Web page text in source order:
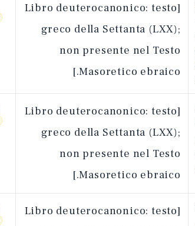
[Libro deuterocanonico: testo
greco della Settanta (LXX);
non presente nel Testo
Masoretico ebraico.]
[Libro deuterocanonico: testo
greco della Settanta (LXX);
non presente nel Testo
Masoretico ebraico.]
[Libro deuterocanonico: testo